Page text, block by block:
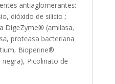
antiaglomerantes:
dióxido de silicio ;
DigeZyme® (amilasa,
proteasa bacteriana
Bioperine®
Picolinato de